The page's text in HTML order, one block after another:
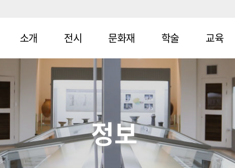
소개
연혁
조직구성
관람안내
찾아오시는
길
전시
상설전시
특별전시
작은전시
문화재
지정문화재
주요소장문화
재
학술
학술조사
학술총서
학술교류
교육
효원가족답
사
PNU역사
나들이
시민강좌
중학교
정보